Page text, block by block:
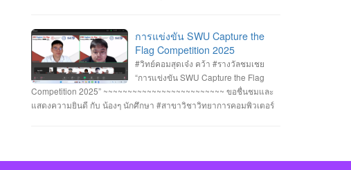
และ 8 กรกฎาคม 2568 (จัดการแข่งขันในรูปแบบออนไลน์ ) #รางวัล
ชมเชย ทีม Don’t know Everything นายชัยวัฒน์ ชัยฤทธิ์ นายอาทิตย์
สายกนก นายสุริยา ขันทา จาก 24 สถาบันการศึกษา รวมทีมมาเข้าร่วม
ทำการแข่งขันในโครงการจำนวน 60 ทีม จัดโดย ภาควิชาวิศวกรรม
คอมพิวเตอร์ คณะวิศวกรรมศาสตร์ มหาวิทยาลัยศรีนครินทรวิโรฒ ร่วม
กับ บริษัท ACIS Professional Center และ บริษัท SEC Playground
การแข่งขัน SWU Capture the
Flag Competition 2025
#วิทย์คอมสุดเจ๋ง คว้า #รางวัลชมเชย
“การแข่งขัน SWU Capture the Flag
Competition 2025” ~~~~~~~~~~~~~~~~~~~~~~~~~ ขอชื่นชมและ
แสดงความยินดี กับ น้องๆ นักศึกษา #สาขาวิชาวิทยาการคอมพิวเตอร์
Everything นายชัยวัฒน์ ชัยฤทธิ์ นายอาทิตย์ สายกนก นายสุริยา ขันทา